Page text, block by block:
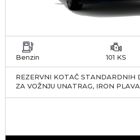
Benzin 101 KS
REZERVNI KOTAČ STANDARDNIH
ZA VOŽNJU UNATRAG, IRON PLAVA